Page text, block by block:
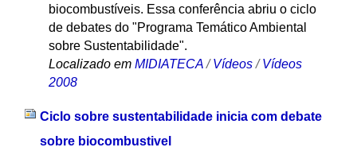
biocombustíveis. Essa conferência abriu o ciclo
de debates do "Programa Temático Ambiental
sobre Sustentabilidade".
Localizado em MIDIATECA /Vídeos /Vídeos
2008
Ciclo sobre sustentabilidade inicia com debate
sobre biocombustivel